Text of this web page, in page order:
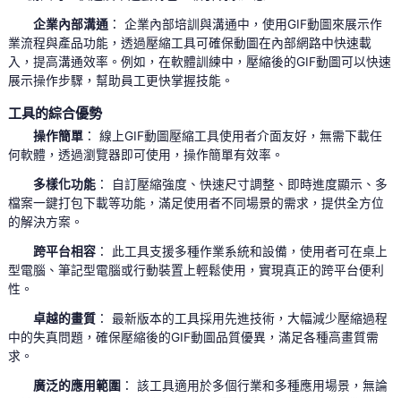
企業內部溝通： 企業內部培訓與溝通中，使用GIF動圖來展示作
業流程與產品功能，透過壓縮工具可確保動圖在內部網路中快速載
入，提高溝通效率。例如，在軟體訓練中，壓縮後的GIF動圖可以快速
展示操作步驟，幫助員工更快掌握技能。
工具的綜合優勢
操作簡單： 線上GIF動圖壓縮工具使用者介面友好，無需下載任
何軟體，透過瀏覽器即可使用，操作簡單有效率。
多樣化功能： 自訂壓縮強度、快速尺寸調整、即時進度顯示、多
檔案一鍵打包下載等功能，滿足使用者不同場景的需求，提供全方位
的解決方案。
跨平台相容： 此工具支援多種作業系統和設備，使用者可在桌上
型電腦、筆記型電腦或行動裝置上輕鬆使用，實現真正的跨平台便利
性。
卓越的畫質： 最新版本的工具採用先進技術，大幅減少壓縮過程
中的失真問題，確保壓縮後的GIF動圖品質優異，滿足各種高畫質需
求。
廣泛的應用範圍 ： 該工具適用於多個行業和多種應用場景，無論